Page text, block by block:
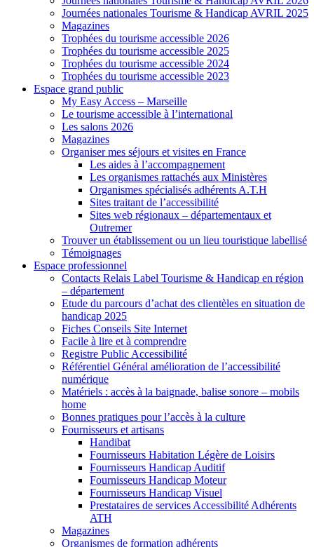
Journées nationales Tourisme & Handicap AVRIL 2025
Magazines
Trophées du tourisme accessible 2026
Trophées du tourisme accessible 2025
Trophées du tourisme accessible 2024
Trophées du tourisme accessible 2023
Espace grand public
My Easy Access – Marseille
Le tourisme accessible à l’international
Les salons 2026
Magazines
Organiser mes séjours et visites en France
Les aides à l’accompagnement
Les organismes rattachés aux Ministères
Organismes spécialisés adhérents A.T.H
Sites traitant de l’accessibilité
Sites web régionaux – départementaux et
Outremer
Trouver un établissement ou un lieu touristique labellisé
Témoignages
Espace professionnel
Contacts Relais Label Tourisme & Handicap en région
– département
Etude du parcours d’achat des clientèles en situation de
handicap 2025
Fiches Conseils Site Internet
Facile à lire et à comprendre
Registre Public Accessibilité
Référentiel Général amélioration de l’accessibilité
numérique
Matériels : accès à la baignade, balise sonore – mobils
home
Bonnes pratiques pour l’accès à la culture
Fournisseurs et artisans
Handibat
Fournisseurs Habitation Légère de Loisirs
Fournisseurs Handicap Auditif
Fournisseurs Handicap Moteur
Fournisseurs Handicap Visuel
Prestataires de services Accessibilité Adhérents
ATH
Magazines
Organismes de formation adhérents